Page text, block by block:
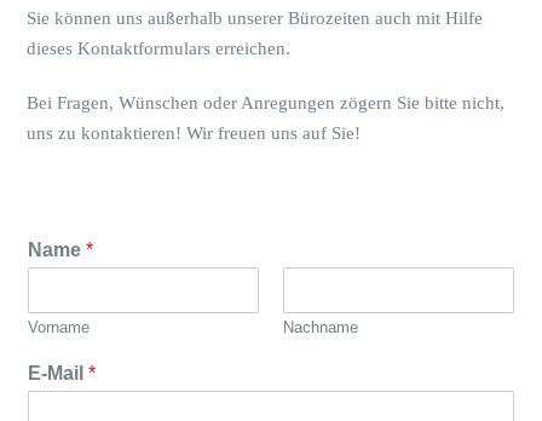
Sie können uns außerhalb unserer Bürozeiten auch mit Hilfe
dieses Kontaktformulars erreichen.
Bei Fragen, Wünschen oder Anregungen zögern Sie bitte nicht,
uns zu kontaktieren! Wir freuen uns auf Sie!
Name *
Vorname Nachname
E-Mail *